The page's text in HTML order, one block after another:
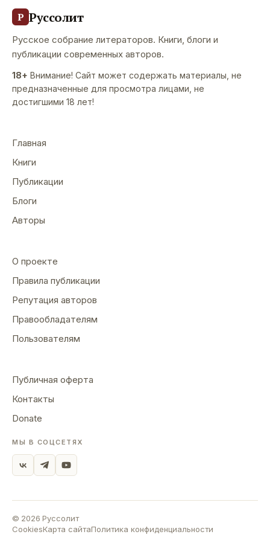
Р Руссолит
Русское собрание литераторов. Книги, блоги и
публикации современных авторов.
18+ Внимание! Сайт может содержать материалы, не
предназначенные для просмотра лицами, не
достигшими 18 лет!
Главная
Книги
Публикации
Блоги
Авторы
О проекте
Правила публикации
Репутация авторов
Правообладателям
Пользователям
Публичная оферта
Контакты
Donate
МЫ В СОЦСЕТЯХ
© 2026 Руссолит
CookiesКарта сайтаПолитика конфиденциальности